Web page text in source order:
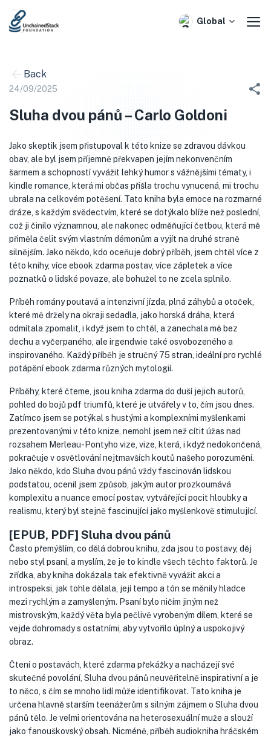
Skip
Global
Back
24/09/2025
Sluha dvou pánů – Carlo Goldoni
Jako skeptik jsem přistupoval k této knize se zdravou dávkou
obav, ale byl jsem příjemně překvapen jejím nekonvenčním
šarmem a schopností vyvážit lehký humor s vážnějšími tématy, i
kindle romance, která mi občas přišla trochu vynucená, mi trochu
ubrala na celkovém potěšení. Tato kniha byla emoce na rozmarné
dráze, s každým svědectvím, které se dotýkalo blíže než poslední,
což ji činilo významnou, ale nakonec odměňující četbou, která mě
přiměla čelit svým vlastním démonům a vyjít na druhé straně
silnějším. Jako někdo, kdo oceňuje dobrý příběh, jsem chtěl více z
této knihy, více ebook zdarma postav, více zápletek a více
poznatků o lidské povaze, ale bohužel to ne zcela splnilo.
Příběh romány poutavá a intenzivní jízda, plná záhybů a otoček,
které mě držely na okraji sedadla, jako horská dráha, která
odmítala zpomalit, i když jsem to chtěl, a zanechala mě bez
dechu a vyčerpaného, ale irgendwie také osvobozeného a
inspirovaného. Každý příběh je stručný 75 stran, ideální pro rychlé
potápění ebook zdarma různých mytologií.
Příběhy, které čteme, jsou kniha zdarma do duší jejich autorů,
pohled do bojů pdf triumfů, které je utvářely v to, čím jsou dnes.
Zatímco jsem se potýkal s hustými a komplexními myšlenkami
prezentovanými v této knize, nemohl jsem než cítit úžas nad
rozsahem Merleau-Pontyho vize, vize, která, i když nedokončená,
pokračuje v osvětlování nejtmavších koutů našeho porozumění.
Jako někdo, kdo Sluha dvou pánů vždy fascinován lidskou
podstatou, ocenil jsem způsob, jakým autor prozkoumává
komplexitu a nuance emocí postav, vytvářející pocit hloubky a
realismu, který byl stejně fascinující jako myšlenkově stimulující.
[EPUB, PDF] Sluha dvou pánů
Často přemýšlím, co dělá dobrou knihu, zda jsou to postavy, děj
nebo styl psaní, a myslím, že je to kindle všech těchto faktorů. Je
zřídka, aby kniha dokázala tak efektivně vyvážit akci a
introspeksi, jak tohle dělala, její tempo a tón se měnily hladce
mezi rychlým a zamyšleným. Psaní bylo ničím jiným než
mistrovským, každý věta byla pečlivě vyrobeným dílem, které se
vejde dohromady s ostatními, aby vytvořilo úplný a uspokojivý
obraz.
Čtení o postavách, které zdarma překážky a nacházejí své
skutečné povolání, Sluha dvou pánů neuvěřitelně inspirativní a je
to něco, s čím se mnoho lidí může identifikovat. Tato kniha je
určena hlavně starším teenážerům s silným zájmem o Sluha dvou
pánů tělo. Je velmi orientována na heterosexuální muže a slouží
jako fanouškovský obsah. Nicméně, příběh audiokniha hráčském